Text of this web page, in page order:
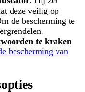
deze veilig op
de bescherming te
te kraken
bescherming van